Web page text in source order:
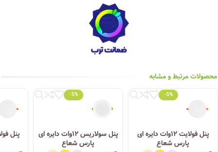
محصولات مرتبط و مشابه
-5%
پنل فولایت ۱۲وات دایره ای
پارس شعاع
-5%
پنل سولاریس ۱۲وات دایره ای
پارس شعاع